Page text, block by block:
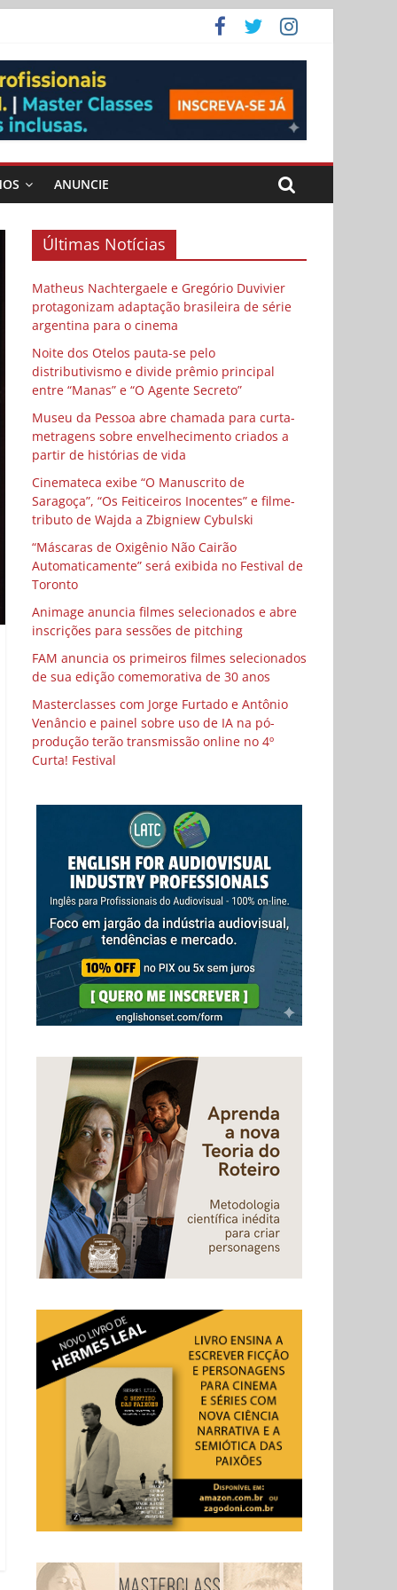
vida
ANUNCIE
Últimas Notícias
Matheus Nachtergaele e Gregório Duvivier
protagonizam adaptação brasileira de série
argentina para o cinema
Noite dos Otelos pauta-se pelo
distributivismo e divide prêmio principal
entre “Manas” e “O Agente Secreto”
Museu da Pessoa abre chamada para curta-
metragens sobre envelhecimento criados a
partir de histórias de vida
Cinemateca exibe “O Manuscrito de
Saragoça”, “Os Feiticeiros Inocentes” e filme-
tributo de Wajda a Zbigniew Cybulski
“Máscaras de Oxigênio Não Cairão
Automaticamente” será exibida no Festival de
Toronto
Animage anuncia filmes selecionados e abre
inscrições para sessões de pitching
FAM anuncia os primeiros filmes selecionados
de sua edição comemorativa de 30 anos
Masterclasses com Jorge Furtado e Antônio
Venâncio e painel sobre uso de IA na pó-
produção terão transmissão online no 4º
Curta! Festival